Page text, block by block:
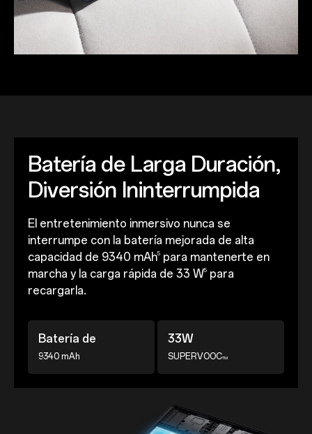
Batería de Larga Duración,
Diversión Ininterrumpida
El entretenimiento inmersivo nunca se
interrumpe con la batería mejorada de alta
capacidad de 9340 mAh5para mantenerte en
marcha y la carga rápida de 33 W5para
recargarla.
Batería de
9340 mAh
33W
SUPERVOOCTM